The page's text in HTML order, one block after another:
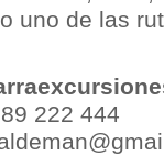
uno de las
222 444